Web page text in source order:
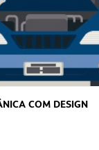
COM DESIGN